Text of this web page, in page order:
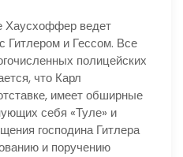
Хаусхоффер ведет
Гитлером и Гессом. Все
полицейских
что Карл
имеет обширные
себя «Туле» и
господина Гитлера
и поручению